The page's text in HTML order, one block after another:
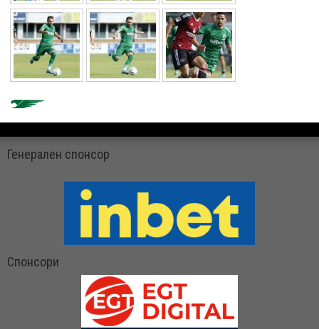
Генерален спонсор
Спонсори